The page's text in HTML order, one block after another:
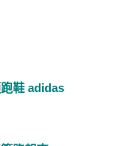
鞋 adidas